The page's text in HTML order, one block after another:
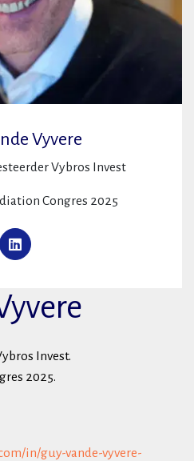
Vyvere
Vybros Invest
Congres 2025
Invest.
2025.
in/guy-vande-vyvere-